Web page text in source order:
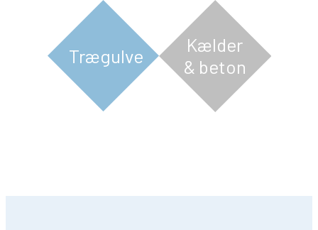
Trægulve
Kælder
& beton